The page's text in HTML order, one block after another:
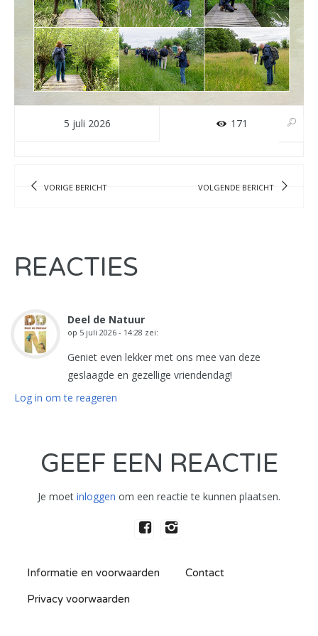
5 juli 2026 171
VORIGE BERICHT VOLGENDE BERICHT
REACTIES
Deel de Natuur
op 5 juli 2026 - 14:28 zei:
Geniet even lekker met ons mee van deze
geslaagde en gezellige vriendendag!
Log in om te reageren
GEEF EEN REACTIE
Je moet inloggen om een reactie te kunnen plaatsen.
Informatie en voorwaarden Contact
Privacy voorwaarden